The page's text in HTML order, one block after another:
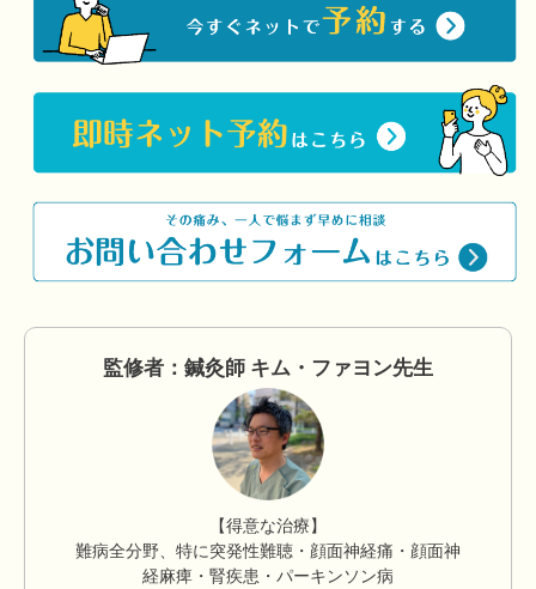
監修者：鍼灸師 キム・ファヨン先生
【得意な治療】
難病全分野、特に突発性難聴・顔面神経痛・顔面神
経麻痺・腎疾患・パーキンソン病